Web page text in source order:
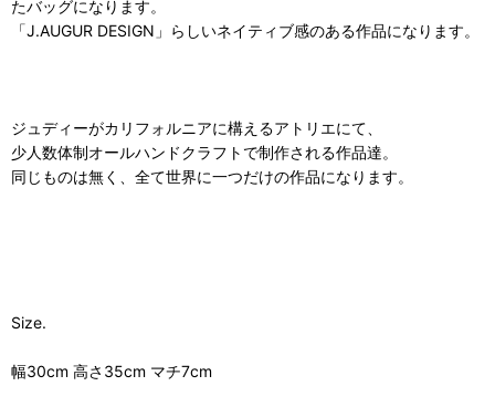
たバッグになります。
「J.AUGUR DESIGN」らしいネイティブ感のある作品になります。
ジュディーがカリフォルニアに構えるアトリエにて、
少人数体制オールハンドクラフトで制作される作品達。
同じものは無く、全て世界に一つだけの作品になります。
Size.
幅30cm 高さ35cm マチ7cm